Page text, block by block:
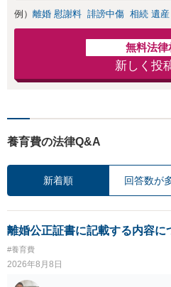
例） 離婚 慰謝料 誹謗中傷 相続 遺産
無料法律
新しく投
養育費の法律Q&A
新着順 回答数が
離婚公正証書に記載する内容に
#養育費
2026年8月8日